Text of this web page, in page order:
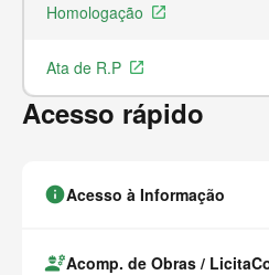
Homologação launch
Ata de R.P launch
Acesso rápido
infoAcesso à Informação
engineeringAcomp. de Obras /